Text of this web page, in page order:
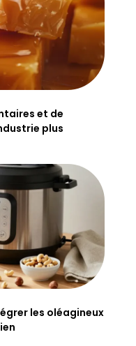
et de
plus
les oléagineux